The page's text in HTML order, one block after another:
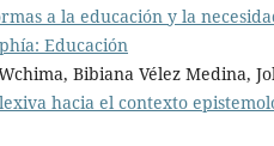
a la educación y la
Educación
Bibiana Vélez Medina,
hacia el contexto